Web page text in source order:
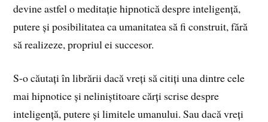
devine astfel o meditație hipnotică despre inteligență,
putere și posibilitatea ca umanitatea să fi construit, fără
să realizeze, propriul ei succesor.
S-o căutați în librării dacă vreți să citiți una dintre cele
mai hipnotice și neliniștitoare cărți scrise despre
inteligență, putere și limitele umanului. Sau dacă vreți